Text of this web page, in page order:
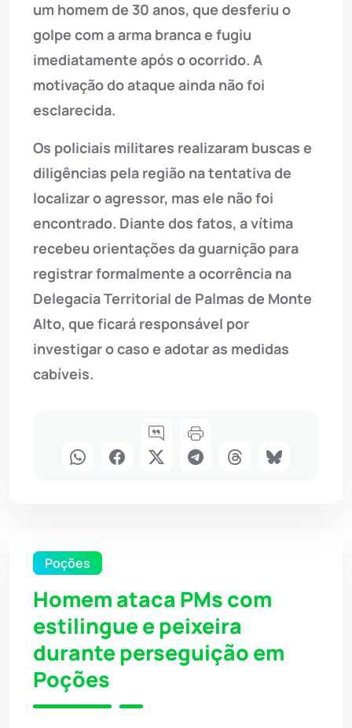
um homem de 30 anos, que desferiu o
golpe com a arma branca e fugiu
imediatamente após o ocorrido. A
motivação do ataque ainda não foi
esclarecida.
Os policiais militares realizaram buscas e
diligências pela região na tentativa de
localizar o agressor, mas ele não foi
encontrado. Diante dos fatos, a vítima
recebeu orientações da guarnição para
registrar formalmente a ocorrência na
Delegacia Territorial de Palmas de Monte
Alto, que ficará responsável por
investigar o caso e adotar as medidas
cabíveis.
Poções
Homem ataca PMs com
estilingue e peixeira
durante perseguição em
Poções